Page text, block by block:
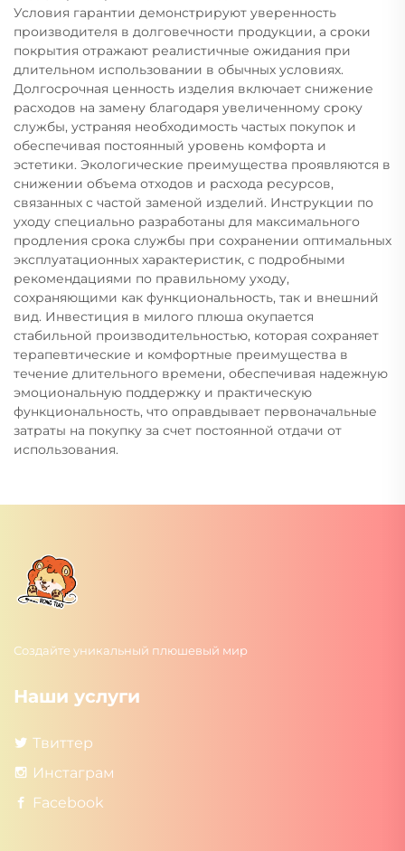
Условия гарантии демонстрируют уверенность
производителя в долговечности продукции, а сроки
покрытия отражают реалистичные ожидания при
длительном использовании в обычных условиях.
Долгосрочная ценность изделия включает снижение
расходов на замену благодаря увеличенному сроку
службы, устраняя необходимость частых покупок и
обеспечивая постоянный уровень комфорта и
эстетики. Экологические преимущества проявляются в
снижении объема отходов и расхода ресурсов,
связанных с частой заменой изделий. Инструкции по
уходу специально разработаны для максимального
продления срока службы при сохранении оптимальных
эксплуатационных характеристик, с подробными
рекомендациями по правильному уходу,
сохраняющими как функциональность, так и внешний
вид. Инвестиция в милого плюша окупается
стабильной производительностью, которая сохраняет
терапевтические и комфортные преимущества в
течение длительного времени, обеспечивая надежную
эмоциональную поддержку и практическую
функциональность, что оправдывает первоначальные
затраты на покупку за счет постоянной отдачи от
использования.
Создайте уникальный плюшевый мир
Наши услуги
Твиттер
Инстаграм
Facebook